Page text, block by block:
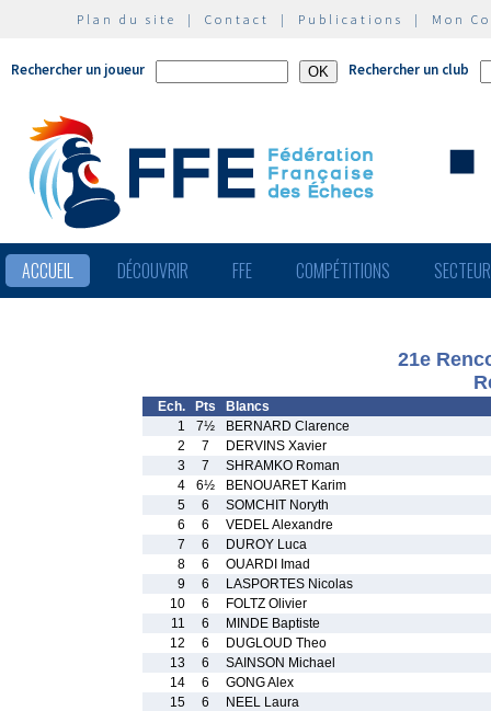
Plan du site | Contact | Publications | Mon
Rechercher un joueur Rechercher un club
ACCUEIL DÉCOUVRIR FFE COMPÉTITIONS
21e
Ech. Pts
Blancs
1
7½
BERNARD Clarence
2
7
DERVINS Xavier
3
7
SHRAMKO Roman
4
6½
BENOUARET Karim
5
6
SOMCHIT Noryth
6
6
VEDEL Alexandre
7
6
DUROY Luca
8
6
OUARDI Imad
9
6
LASPORTES Nicolas
10
6
FOLTZ Olivier
11
6
MINDE Baptiste
12
6
DUGLOUD Theo
13
6
SAINSON Michael
14
6
GONG Alex
15
6
NEEL Laura